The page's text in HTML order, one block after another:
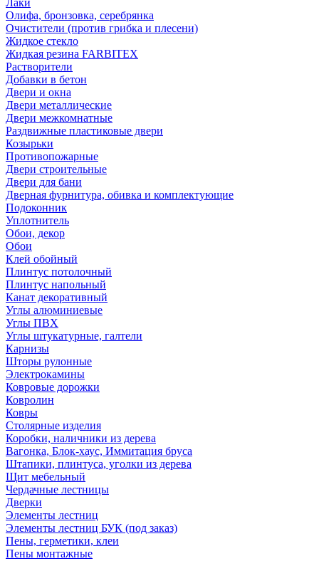
Лаки
Олифа, бронзовка, серебрянка
Очистители (против грибка и плесени)
Жидкое стекло
Жидкая резина FARBITEX
Растворители
Добавки в бетон
Двери и окна
Двери металлические
Двери межкомнатные
Раздвижные пластиковые двери
Козырьки
Противопожарные
Двери строительные
Двери для бани
Дверная фурнитура, обивка и комплектующие
Подоконник
Уплотнитель
Обои, декор
Обои
Клей обойный
Плинтус потолочный
Плинтус напольный
Канат декоративный
Углы алюминиевые
Углы ПВХ
Углы штукатурные, галтели
Карнизы
Шторы рулонные
Электрокамины
Ковровые дорожки
Ковролин
Ковры
Столярные изделия
Коробки, наличники из дерева
Вагонка, Блок-хаус, Иммитация бруса
Штапики, плинтуса, уголки из дерева
Щит мебельный
Чердачные лестницы
Дверки
Элементы лестниц
Элементы лестниц БУК (под заказ)
Пены, герметики, клеи
Пены монтажные